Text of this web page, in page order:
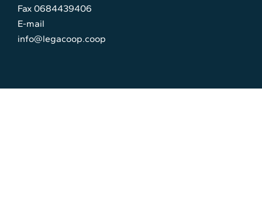
Fax 0684439406
E-mail
info@legacoop.coop